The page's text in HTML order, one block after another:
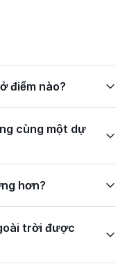
điểm nào?
cùng một dự
hơn?
trời được